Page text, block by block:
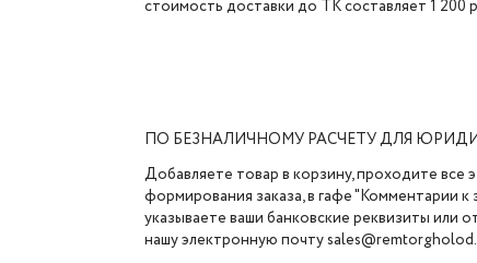
стоимость доставки до ТК составляет 1 200
ПО БЕЗНАЛИЧНОМУ РАСЧЕТУ ДЛЯ
Добавляете товар в корзину, проходите все
формирования заказа, в гафе "Комментарии к
указываете ваши банковские реквизиты или
нашу электронную почту